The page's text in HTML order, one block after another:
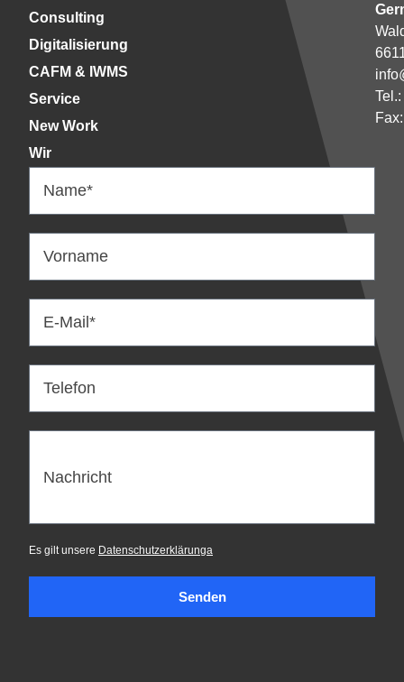
Consulting
Digitalisierung
CAFM & IWMS
Service
New Work
Wir
Name*
Vorname
E-Mail*
Telefon
Nachricht
Es gilt unsere Datenschutzerklärunga
Senden